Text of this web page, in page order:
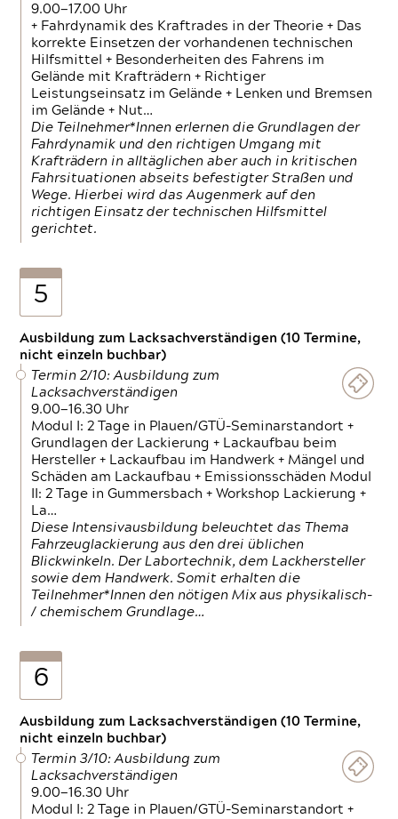
9.00—17.00 Uhr
+ Fahrdynamik des Kraftrades in der Theorie + Das
korrekte Einsetzen der vorhandenen technischen
Hilfsmittel + Besonderheiten des Fahrens im
Gelände mit Krafträdern + Richtiger
Leistungseinsatz im Gelände + Lenken und Bremsen
im Gelände + Nut…
Die Teilnehmer*Innen erlernen die Grundlagen der
Fahrdynamik und den richtigen Umgang mit
Krafträdern in alltäglichen aber auch in kritischen
Fahrsituationen abseits befestigter Straßen und
Wege. Hierbei wird das Augenmerk auf den
richtigen Einsatz der technischen Hilfsmittel
gerichtet.
5
Ausbildung zum Lacksachverständigen (10 Termine,
nicht einzeln buchbar)
Termin 2/10: Ausbildung zum
Lacksachverständigen
9.00—16.30 Uhr
Modul I: 2 Tage in Plauen/GTÜ-Seminarstandort +
Grundlagen der Lackierung + Lackaufbau beim
Hersteller + Lackaufbau im Handwerk + Mängel und
Schäden am Lackaufbau + Emissionsschäden Modul
II: 2 Tage in Gummersbach + Workshop Lackierung +
La…
Diese Intensivausbildung beleuchtet das Thema
Fahrzeuglackierung aus den drei üblichen
Blickwinkeln. Der Labortechnik, dem Lackhersteller
sowie dem Handwerk. Somit erhalten die
Teilnehmer*Innen den nötigen Mix aus physikalisch-
/ chemischem Grundlage…
6
Ausbildung zum Lacksachverständigen (10 Termine,
nicht einzeln buchbar)
Termin 3/10: Ausbildung zum
Lacksachverständigen
9.00—16.30 Uhr
Modul I: 2 Tage in Plauen/GTÜ-Seminarstandort +